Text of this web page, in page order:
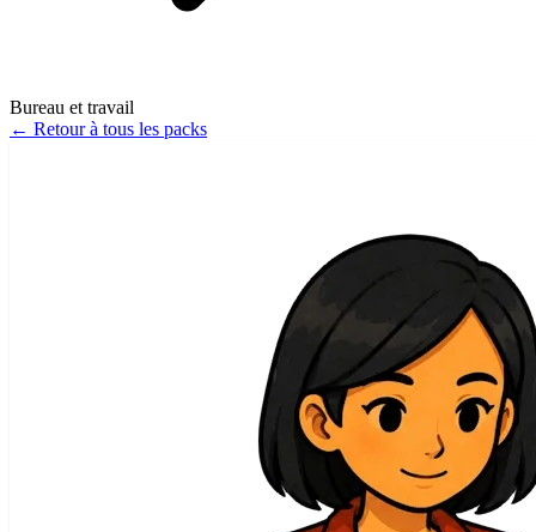
Bureau et travail
← Retour à tous les packs